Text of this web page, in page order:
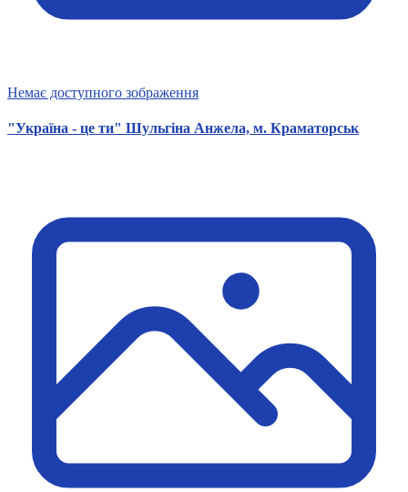
Немає доступного зображення
"Україна - це ти" Шульгіна Анжела, м. Краматорськ